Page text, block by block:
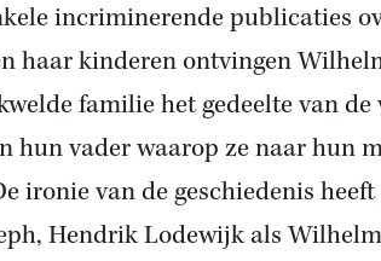
incriminerende publicaties
haar kinderen ontvingen
familie het gedeelte van
hun vader waarop ze naar hun
ironie van de geschiedenis
Hendrik Lodewijk als